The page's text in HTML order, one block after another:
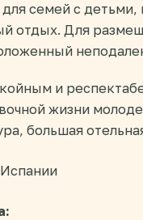
семей с детьми,
отдых. Для
и
жизни
большая